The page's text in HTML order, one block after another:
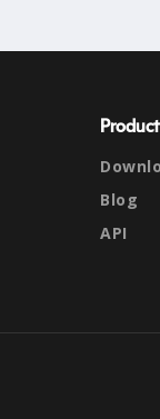
Product
Blog
API